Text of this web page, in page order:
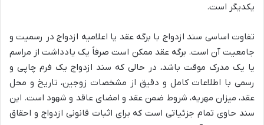
یکدیگر است.
تفاوت اساسی سند ازدواج با برگه عقد یا اعلامیه ازدواج در رسمیت و
جامعیت آن است. برگه عقد ممکن است صرفاً یک یادداشت از مراسم
یا یک مدرک موقت باشد، در حالی که سند ازدواج یک فرم چاپی و
رسمی با اطلاعات کامل و دقیق از مشخصات زوجین، تاریخ و محل
عقد، میزان مهریه، شروط ضمن عقد و امضای عاقد و شهود است. این
سند حاوی تمام جزئیاتی است که برای اثبات قانونی ازدواج و احقاق